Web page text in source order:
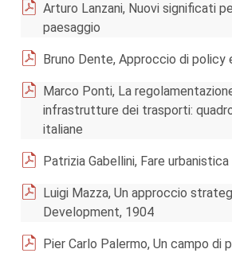
Arturo Lanzani, Nuovi significati
paesaggio
Bruno Dente, Approccio di policy
Marco Ponti, La
infrastrutture dei trasporti:
italiane
Patrizia Gabellini, Fare
Luigi Mazza, Un approccio
Development, 1904
Pier Carlo Palermo, Un campo di